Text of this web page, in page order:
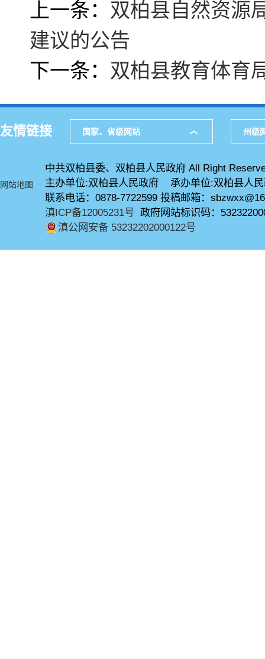
上一条： 双柏县自然资源
建议的公告
下一条： 双柏县教育体育
友情链接 国家、省级网站 州级
网站地图
中共双柏县委、双柏县人民政府 All Right
主办单位:双柏县人民政府 承办单位:双柏县人
联系电话：0878-7722599 投稿邮箱：
滇ICP备12005231号 政府网站标识码：
滇公网安备 53232202000122号